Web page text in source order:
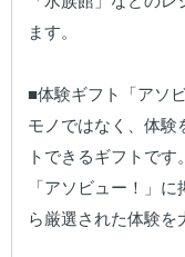
ます。
■体験ギフト「アソ
モノではなく、体験
トできるギフトで
「アソビュー！」
ら厳選された体験を